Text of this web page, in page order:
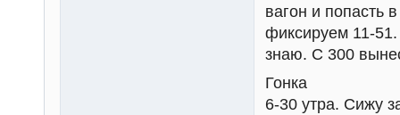
вагон и
фиксируем 11-
знаю. С 300
Гонка
6-30 утра. Сижу